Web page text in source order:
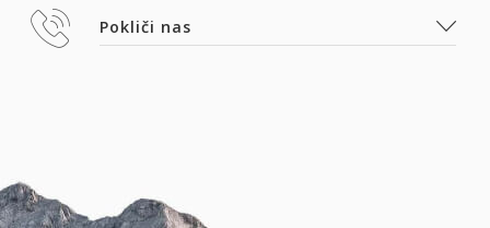
Pokliči nas